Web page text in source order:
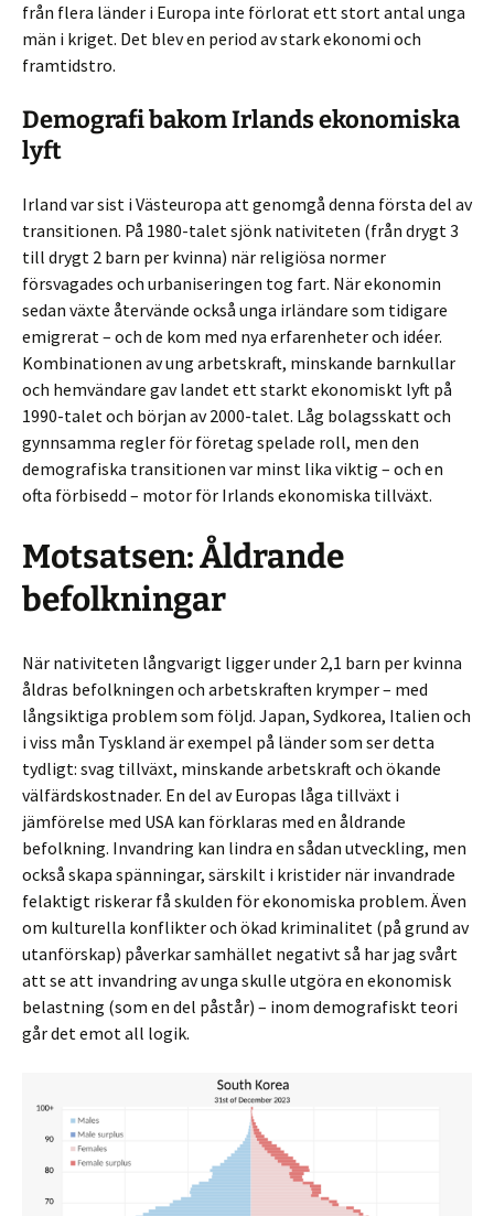
från flera länder i Europa inte förlorat ett stort antal unga
män i kriget. Det blev en period av stark ekonomi och
framtidstro.
Demografi bakom Irlands ekonomiska
lyft
Irland var sist i Västeuropa att genomgå denna första del av
transitionen. På 1980-talet sjönk nativiteten (från drygt 3
till drygt 2 barn per kvinna) när religiösa normer
försvagades och urbaniseringen tog fart. När ekonomin
sedan växte återvände också unga irländare som tidigare
emigrerat – och de kom med nya erfarenheter och idéer.
Kombinationen av ung arbetskraft, minskande barnkullar
och hemvändare gav landet ett starkt ekonomiskt lyft på
1990-talet och början av 2000-talet. Låg bolagsskatt och
gynnsamma regler för företag spelade roll, men den
demografiska transitionen var minst lika viktig – och en
ofta förbisedd – motor för Irlands ekonomiska tillväxt.
Motsatsen: Åldrande
befolkningar
När nativiteten långvarigt ligger under 2,1 barn per kvinna
åldras befolkningen och arbetskraften krymper – med
långsiktiga problem som följd. Japan, Sydkorea, Italien och
i viss mån Tyskland är exempel på länder som ser detta
tydligt: svag tillväxt, minskande arbetskraft och ökande
välfärdskostnader. En del av Europas låga tillväxt i
jämförelse med USA kan förklaras med en åldrande
befolkning. Invandring kan lindra en sådan utveckling, men
också skapa spänningar, särskilt i kristider när invandrade
felaktigt riskerar få skulden för ekonomiska problem. Även
om kulturella konflikter och ökad kriminalitet (på grund av
utanförskap) påverkar samhället negativt så har jag svårt
att se att invandring av unga skulle utgöra en ekonomisk
belastning (som en del påstår) – inom demografiskt teori
går det emot all logik.